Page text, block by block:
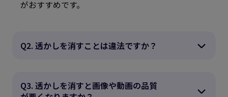
がおすすめです。
Q2. 透かしを消すことは違法ですか？
Q3. 透かしを消すと画像や動画の品質